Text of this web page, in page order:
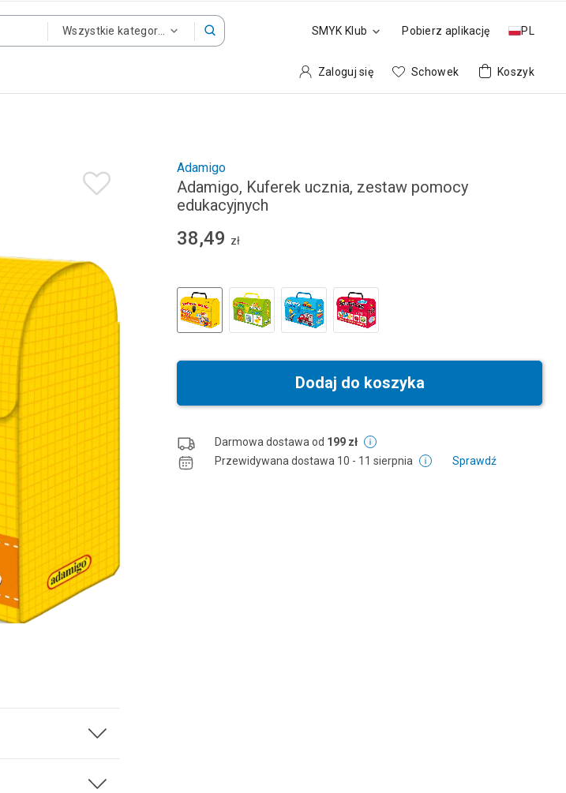
SMYK Klub Pobierz aplikację PL
Zaloguj się Schowek Koszyk
Adamigo
Adamigo, Kuferek ucznia, zestaw pomocy
edukacyjnych
38,49 zł
Dodaj do koszyka
Darmowa dostawa od 199 zł
Przewidywana dostawa 10 - 11 sierpnia Sprawdź